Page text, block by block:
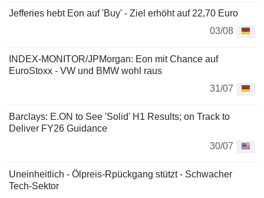
Jefferies hebt Eon auf 'Buy' - Ziel erhöht auf 22,70 Euro
03/08
INDEX-MONITOR/JPMorgan: Eon mit Chance auf
EuroStoxx - VW und BMW wohl raus
31/07
Barclays: E.ON to See 'Solid' H1 Results; on Track to
Deliver FY26 Guidance
30/07
Uneinheitlich - Ölpreis-Rpückgang stützt - Schwacher
Tech-Sektor